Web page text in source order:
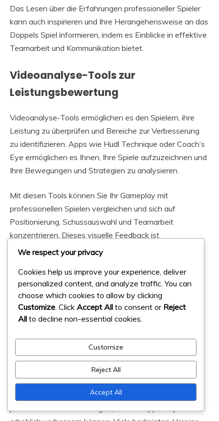
Das Lesen über die Erfahrungen professioneller Spieler
kann auch inspirieren und Ihre Herangehensweise an das
Doppels Spiel informieren, indem es Einblicke in effektive
Teamarbeit und Kommunikation bietet.
Videoanalyse-Tools zur
Leistungsbewertung
Videoanalyse-Tools ermöglichen es den Spielern, ihre
Leistung zu überprüfen und Bereiche zur Verbesserung
zu identifizieren. Apps wie Hudl Technique oder Coach’s
Eye ermöglichen es Ihnen, Ihre Spiele aufzuzeichnen und
Ihre Bewegungen und Strategien zu analysieren.
Mit diesen Tools können Sie Ihr Gameplay mit
professionellen Spielen vergleichen und sich auf
Positionierung, Schussauswahl und Teamarbeit
konzentrieren. Dieses visuelle Feedback ist
entscheidend, um Muster zu erkennen und notwendige
Erwägen Sie, Ihre aufgezeichneten Spiele mit Trainern
oder Kollegen zu teilen, um zusätzliches Feedback zu
erhalten und Ihren Lernprozess durch kollaborative
Lokale Coaching-Dienste und
Lokale Coaching-Dienste und Kliniken bieten
personalisierte Anweisungen, die Ihr Doppels Spiel
We respect your privacy
Cookies help us improve your experience, deliver
personalized content, and analyze traffic. You can
choose which cookies to allow by clicking
Customize . Click Accept All to consent or Reject
All to decline non-essential cookies.
Customize
Reject All
Accept All